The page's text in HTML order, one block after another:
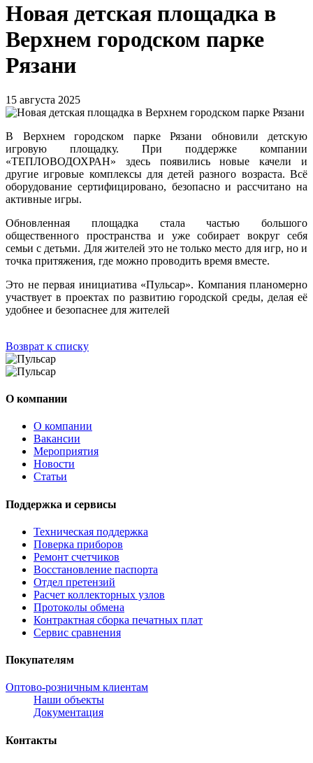
Новая детская площадка в
Верхнем городском парке
Рязани
15 августа 2025
В Верхнем городском парке Рязани обновили детскую
игровую площадку. При поддержке компании
«ТЕПЛОВОДОХРАН» здесь появились новые качели и
другие игровые комплексы для детей разного возраста. Всё
оборудование сертифицировано, безопасно и рассчитано на
активные игры.
Обновленная площадка стала частью большого
общественного пространства и уже собирает вокруг себя
семьи с детьми. Для жителей это не только место для игр, но и
точка притяжения, где можно проводить время вместе.
Это не первая инициатива «Пульсар». Компания планомерно
участвует в проектах по развитию городской среды, делая её
удобнее и безопаснее для жителей
Возврат к списку
О компании
О компании
Вакансии
Мероприятия
Новости
Статьи
Поддержка и сервисы
Техническая поддержка
Поверка приборов
Ремонт счетчиков
Восстановление паспорта
Отдел претензий
Расчет коллекторных узлов
Протоколы обмена
Контрактная сборка печатных плат
Сервис сравнения
Покупателям
Оптово-розничным клиентам
Наши объекты
Документация
Контакты